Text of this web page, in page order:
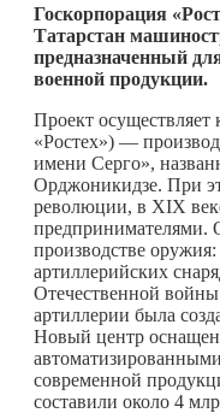
Госкорпорация
Татарстан
предназначенный
военной продукции.
Проект
«Ростех») —
имени Серго»,
Орджоникидзе. При
революции, в XIX
предпринимателями.
производстве
артиллерийских
Отечественной войны
артиллерии была
Новый центр
современной
составили около 4